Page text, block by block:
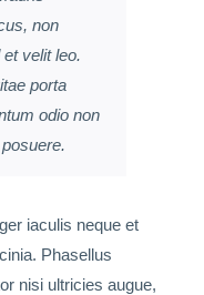
non
velit leo.
porta
odio non
iaculis neque et
Phasellus
nisi ultricies augue,